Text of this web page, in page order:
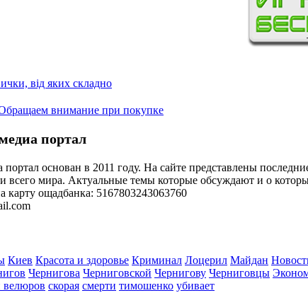
від яких складно
внимание при покупке
портал
основан в 2011 году. На сайте представлены
всего мира. Актуальные темы которые обсуждают и о
карту ощадбанка: 5167803243063760
Киев Красота и здоровье Криминал Лоцерил Майдан
Чернигова Черниговской Чернигову Черниговцы
велюров скорая смерти тимошенко убивает